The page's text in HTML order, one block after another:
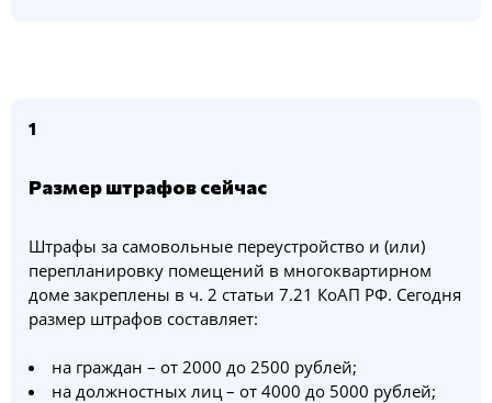
1
Размер штрафов сейчас
Штрафы за самовольные переустройство и (или)
перепланировку помещений в многоквартирном
доме закреплены в ч. 2 статьи 7.21 КоАП РФ. Сегодня
размер штрафов составляет:
на граждан – от 2000 до 2500 рублей;
на должностных лиц – от 4000 до 5000 рублей;